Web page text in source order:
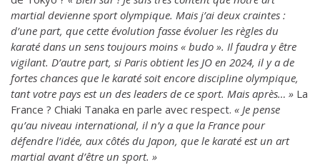
martial devienne sport olympique. Mais j’ai deux craintes :
d’une part, que cette évolution fasse évoluer les règles du
karaté dans un sens toujours moins « budo ». Il faudra y être
vigilant. D’autre part, si Paris obtient les JO en 2024, il y a de
fortes chances que le karaté soit encore discipline olympique,
tant votre pays est un des leaders de ce sport. Mais après… » La
France ? Chiaki Tanaka en parle avec respect. « Je pense
qu’au niveau international, il n’y a que la France pour
défendre l’idée, aux côtés du Japon, que le karaté est un art
martial avant d’être un sport. »